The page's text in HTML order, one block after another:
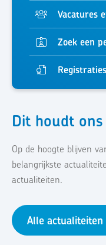
Vacatures
Zoek een
Registraties
Dit houdt ons
Op de hoogte blijven
belangrijkste
actualiteiten.
Alle actualiteiten